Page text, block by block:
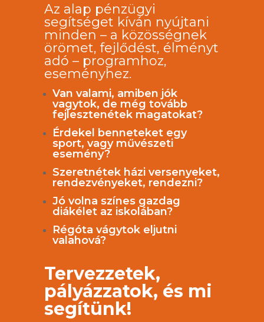
Az alap pénzügyi
segítséget kíván nyújtani
minden – a közösségnek
örömet, fejlődést, élményt
adó – programhoz,
eseményhez.
Van valami, amiben jók
vagytok, de még tovább
fejlesztenétek magatokat?
Érdekel benneteket egy
sport, vagy művészeti
esemény?
Szeretnétek házi versenyeket,
rendezvényeket, rendezni?
Jó volna színes gazdag
diákélet az iskolában?
Régóta vágytok eljutni
valahová?
Tervezzetek,
pályázzatok, és mi
segítünk!